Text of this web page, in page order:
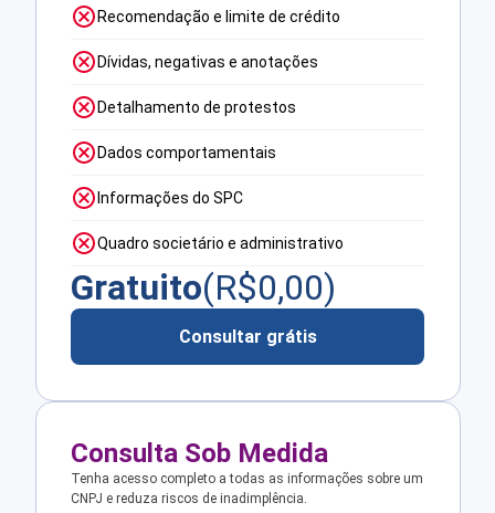
Recomendação e limite de crédito
Dívidas, negativas e anotações
Detalhamento de protestos
Dados comportamentais
Informações do SPC
Quadro societário e administrativo
Gratuito(R$0,00)
Consultar grátis
Consulta Sob Medida
Tenha acesso completo a todas as informações sobre um
CNPJ e reduza riscos de inadimplência.